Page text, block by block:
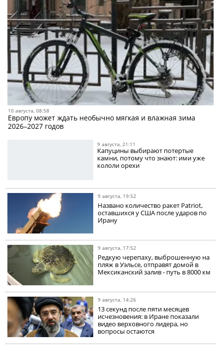
10 августа, 08:58
Европу может ждать необычно мягкая и влажная зима
2026–2027 годов
9 августа, 21:11
Капуцины выбирают потертые
камни, потому что знают: ими уже
кололи орехи
9 августа, 19:52
Названо количество ракет Patriot,
оставшихся у США после ударов по
Ирану
9 августа, 17:52
Редкую черепаху, выброшенную на
пляж в Уэльсе, отправят домой в
Мексиканский залив - путь в 8000 км
9 августа, 14:26
13 секунд после пяти месяцев
исчезновения: в Иране показали
видео верховного лидера, но
вопросы остаются